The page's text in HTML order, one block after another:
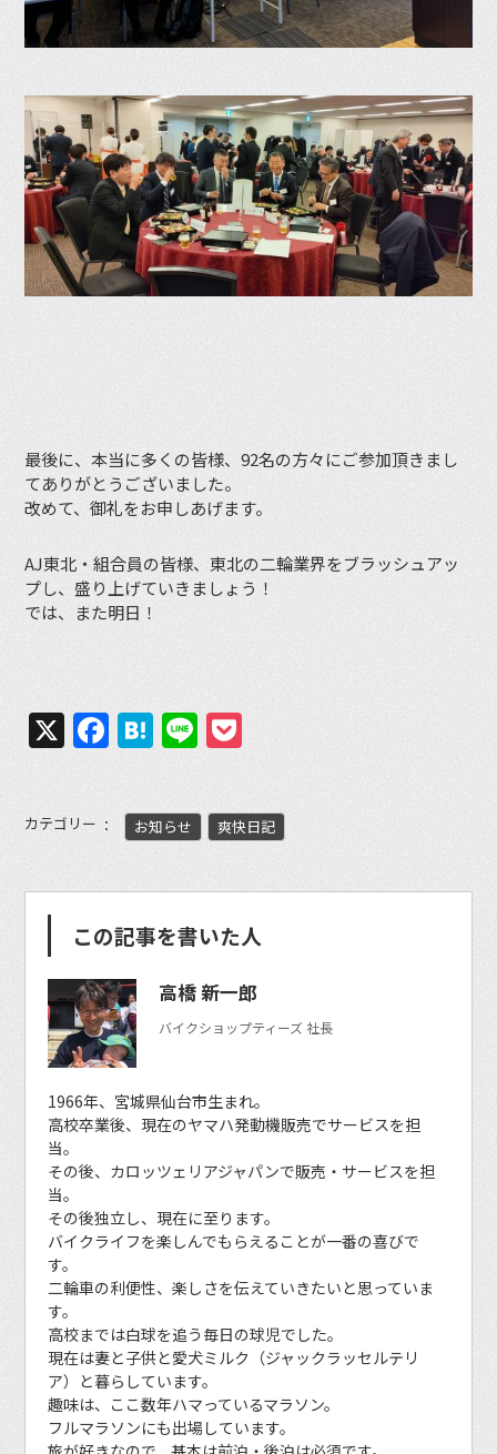
最後に、本当に多くの皆様、92名の方々にご参加頂きまし
てありがとうございました。
改めて、御礼をお申しあげます。
AJ東北・組合員の皆様、東北の二輪業界をブラッシュアッ
プし、盛り上げていきましょう！
では、また明日！
X Facebook
Hatena
Line
カテゴリー お知らせ 爽快日記
この記事を書いた人
高橋 新一郎
バイクショップティーズ 社長
1966年、宮城県仙台市生まれ。
高校卒業後、現在のヤマハ発動機販売でサービスを担
当。
その後、カロッツェリアジャパンで販売・サービスを担
当。
その後独立し、現在に至ります。
バイクライフを楽しんでもらえることが一番の喜びで
す。
二輪車の利便性、楽しさを伝えていきたいと思っていま
す。
高校までは白球を追う毎日の球児でした。
現在は妻と子供と愛犬ミルク（ジャックラッセルテリ
ア）と暮らしています。
趣味は、ここ数年ハマっているマラソン。
フルマラソンにも出場しています。